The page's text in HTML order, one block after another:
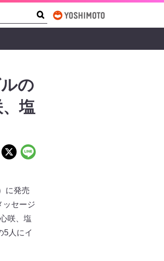
の
塩
に発売
ッセージ
咲、塩
5人にイ